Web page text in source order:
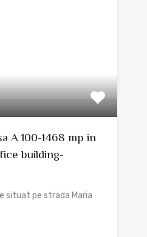
A 100-1468 mp in
building-
situat pe strada Maria